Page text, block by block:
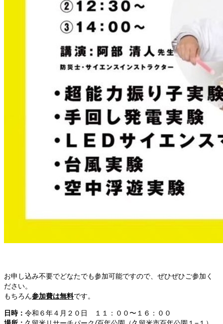
お申し込み不要でどなたでも参加可能ですので、ぜひぜひご参加く
ださい。
もちろん参加費は無料です。
日時： 令和６年４月２０日 １１：００〜１６：００